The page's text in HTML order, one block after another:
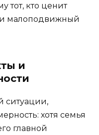
тот, кто ценит
малоподвижный
и
ситуации,
хотя семья
главной